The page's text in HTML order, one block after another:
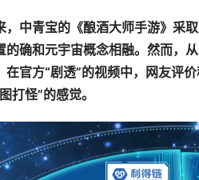
，中青宝的《酿酒大师手游》采
的确和元宇宙概念相融。然而，
官方“剧透”的视频中，网友评
打怪”的感觉。